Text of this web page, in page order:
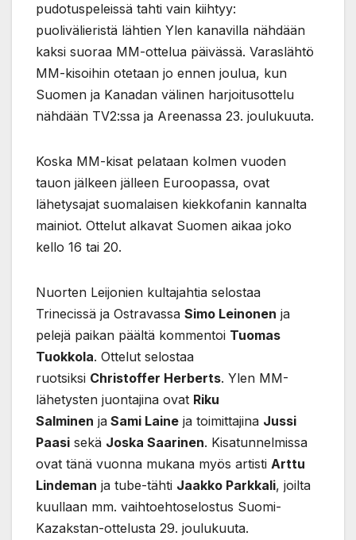
pudotuspeleissä tahti vain kiihtyy:
puolivälieristä lähtien Ylen kanavilla nähdään
kaksi suoraa MM-ottelua päivässä. Varaslähtö
MM-kisoihin otetaan jo ennen joulua, kun
Suomen ja Kanadan välinen harjoitusottelu
nähdään TV2:ssa ja Areenassa 23. joulukuuta.
Koska MM-kisat pelataan kolmen vuoden
tauon jälkeen jälleen Euroopassa, ovat
lähetysajat suomalaisen kiekkofanin kannalta
mainiot. Ottelut alkavat Suomen aikaa joko
kello 16 tai 20.
Nuorten Leijonien kultajahtia selostaa
Trinecissä ja Ostravassa Simo Leinonen ja
pelejä paikan päältä kommentoi Tuomas
Tuokkola. Ottelut selostaa
ruotsiksi Christoffer Herberts. Ylen MM-
lähetysten juontajina ovat Riku
Salminen ja Sami Laine ja toimittajina Jussi
Paasi sekä Joska Saarinen. Kisatunnelmissa
ovat tänä vuonna mukana myös artisti Arttu
Lindeman ja tube-tähti Jaakko Parkkali, joilta
kuullaan mm. vaihtoehtoselostus Suomi-
Kazakstan-ottelusta 29. joulukuuta.